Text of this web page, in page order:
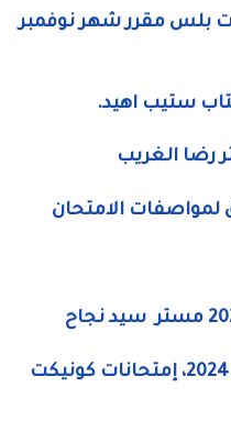
بلس مقرر شهر نوفمبر
ستيب اهيد.
رضا الغريب
لمواصفات الامتحان
مراجعة لغة إنجليزية للصف الرابع الابتدائى الترم الاول لشهر أكتوبر 2024، إمتحانات كونيكت